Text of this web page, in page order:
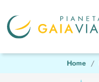
Home